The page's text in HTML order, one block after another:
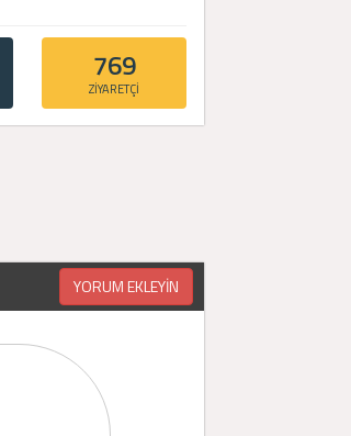
769
ZİYARETÇİ
YORUM EKLEYİN